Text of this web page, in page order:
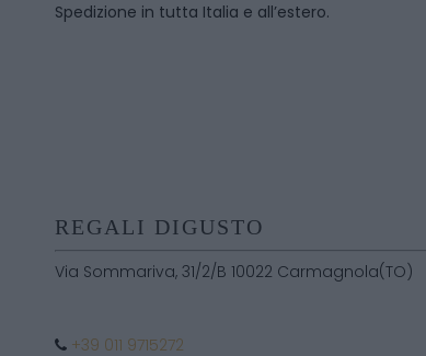
Spedizione in tutta Italia e all’estero.
REGALI DIGUSTO
Via Sommariva, 31/2/B 10022 Carmagnola(TO)
+39 011 9715272